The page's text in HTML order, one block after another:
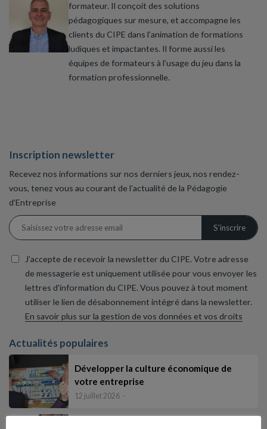
formateur. Il conçoit des solutions
pédagogiques sur mesure, et accompagne les
clients du CIPE dans l’animation de formations
ludiques et impactantes. Il forme aussi les
équipes de formateurs à l’usage du jeu dans la
formation professionnelle.
Inscription newsletter
Recevez nos informations sur nos derniers jeux, nos rendez-
vous, tenez vous au courant de l’actualité de la Pédagogie
d’Entreprise
J’accepte de recevoir la newsletter du CIPE. Votre adresse
de messagerie est uniquement utilisée pour vous envoyer les
lettres d'information du CIPE. Vous pouvez à tout moment
utiliser le lien de désabonnement intégré dans la newsletter.
En savoir plus sur la gestion de vos données et vos droits
Actualités populaires
Développer la culture économique de
votre entreprise
12 juillet 2026